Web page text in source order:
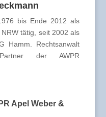
bis Ende 2012 als
tätig, seit 2002 als
Hamm. Rechtsanwalt
der AWPR
Apel Weber &